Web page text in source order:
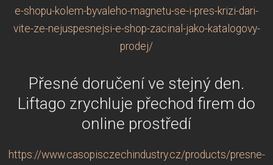
e-shopu-kolem-byvaleho-magnetu-se-i-pres-krizi-dari-
vite-ze-nejuspesnejsi-e-shop-zacinal-jako-katalogovy-
prodej/
Přesné doručení ve stejný den.
Liftago zrychluje přechod firem do
online prostředí
https://www.casopisczechindustry.cz/products/presne-